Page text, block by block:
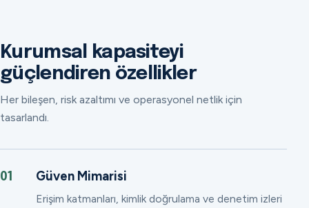
Kurumsal kapasiteyi
güçlendiren özellikler
Her bileşen, risk azaltımı ve operasyonel netlik için
tasarlandı.
01 Güven Mimarisi
Erişim katmanları, kimlik doğrulama ve denetim izleri